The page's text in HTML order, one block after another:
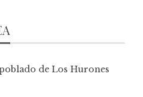
de Los Hurones